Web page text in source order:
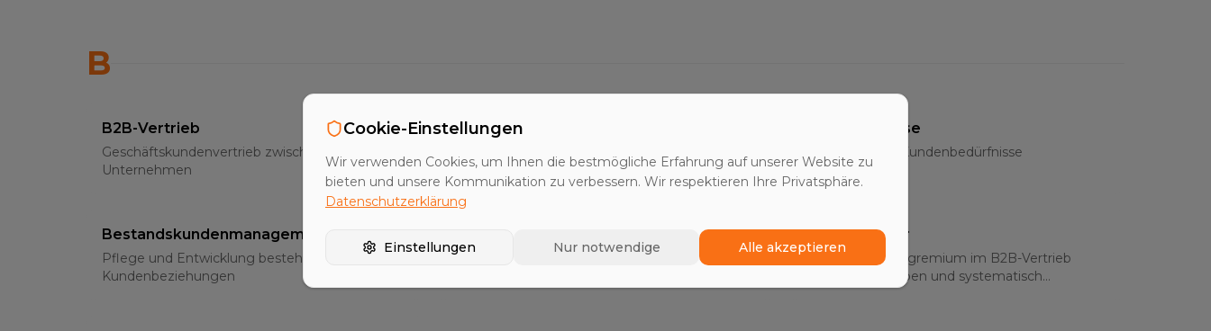
B
B2B-Vertrieb
Geschäftskundenvertrieb zwischen
Unternehmen
BANT-Methode Bedarfsanalyse
Ermittlung der Kundenbedürfnisse
Bestandskundenmanagement
Pflege und Entwicklung bestehender
Kundenbeziehungen
Erschließung neuer Geschäftsfelder
Buying Center
Das Entscheidergremium im B2B-Vertrieb
verstehen, mappen und systematisch
Cookie-Einstellungen
Wir verwenden Cookies, um Ihnen die bestmögliche Erfahrung auf unserer Website zu
bieten und unsere Kommunikation zu verbessern. Wir respektieren Ihre Privatsphäre.
Datenschutzerklärung
Einstellungen Nur notwendige Alle akzeptieren